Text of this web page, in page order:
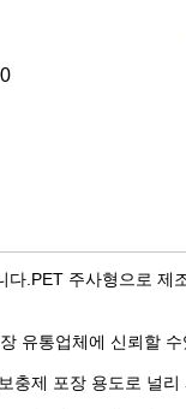
.PET 주사형으로 제
유통업체에 신뢰할
충제 포장 용도로 널리